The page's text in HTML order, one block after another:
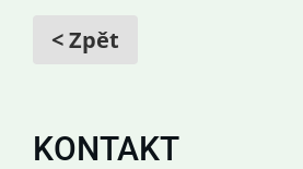
< Zpět
KONTAKT